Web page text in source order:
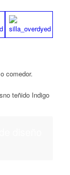
comedor.
teñido Indigo